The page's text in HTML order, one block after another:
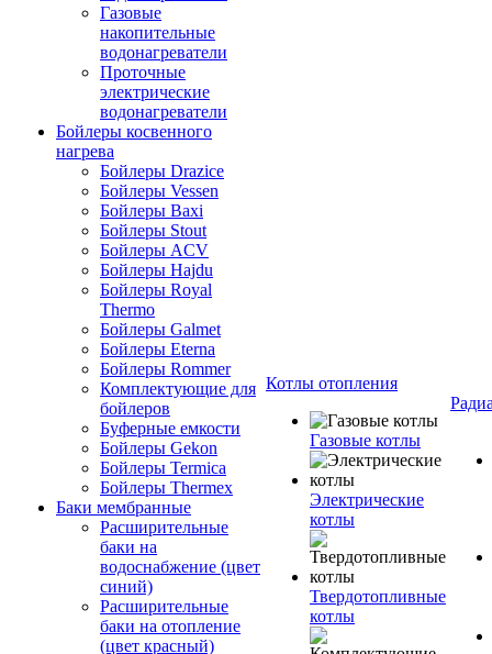
Газовые
накопительные
водонагреватели
Проточные
электрические
водонагреватели
Бойлеры косвенного
нагрева
Бойлеры Drazice
Бойлеры Vessen
Бойлеры Baxi
Бойлеры Stout
Бойлеры ACV
Бойлеры Hajdu
Бойлеры Royal
Thermo
Бойлеры Galmet
Бойлеры Eterna
Бойлеры Rommer
Комплектующие для
бойлеров
Буферные емкости
Бойлеры Gekon
Бойлеры Termica
Бойлеры Thermex
Баки мембранные
Расширительные
баки на
водоснабжение (цвет
синий)
Расширительные
баки на отопление
(цвет красный)
Котлы отопления
Газовые котлы
Электрические
котлы
Твердотопливные
котлы